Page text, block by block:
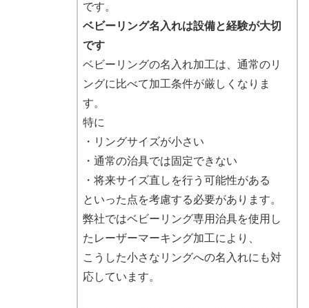
です。
ベビーリング名入れは設備と経験が大切
です
ベビーリングの名入れ加工は、通常のリ
ングに比べて加工条件が厳しくなりま
す。
特に
・リングサイズが小さい
・通常の治具では固定できない
・将来サイズ直しを行う可能性がある
といった点を考慮する必要があります。
弊社ではベビーリング専用治具を使用し
たレーザーマーキング加工により、
こうした小さなリングへの名入れにも対
応しています。